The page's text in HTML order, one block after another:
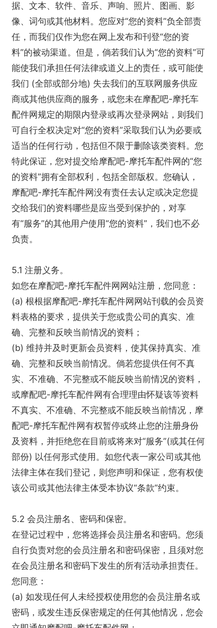
据、文本、软件、音乐、声响、照片、图画、影
像、词句或其他材料。您应对“您的资料”负全部责
任，而我们仅作为您在网上发布和刊登“您的资
料”的被动渠道。但是，倘若我们认为“您的资料”可
能使我们承担任何法律或道义上的责任，或可能使
我们 (全部或部分地) 失去我们的互联网服务供应
商或其他供应商的服务，或您未在摩配吧-摩托车
配件网规定的期限内登录或再次登录网站，则我们
可自行全权决定对“您的资料”采取我们认为必要或
适当的任何行动，包括但不限于删除该类资料。您
特此保证，您对提交给摩配吧-摩托车配件网的“您
的资料”拥有全部权利，包括全部版权。您确认，
摩配吧-摩托车配件网没有责任去认定或决定您提
交给我们的资料哪些是应当受到保护的，对享
有“服务”的其他用户使用“您的资料”，我们也不必
负责。
5.1 注册义务。
如您在摩配吧-摩托车配件网网站注册，您同意：
(a) 根根据摩配吧-摩托车配件网网站刊载的会员资
料表格的要求，提供关于您或贵公司的真实、准
确、完整和反映当前情况的资料；
(b) 维持并及时更新会员资料，使其保持真实、准
确、完整和反映当前情况。倘若您提供任何不真
实、不准确、不完整或不能反映当前情况的资料，
或摩配吧-摩托车配件网有合理理由怀疑该等资料
不真实、不准确、不完整或不能反映当前情况，摩
配吧-摩托车配件网有权暂停或终止您的注册身份
及资料，并拒绝您在目前或将来对“服务”(或其任何
部份) 以任何形式使用。如您代表一家公司或其他
法律主体在我们登记，则您声明和保证，您有权使
该公司或其他法律主体受本协议“条款”约束。
5.2 会员注册名、密码和保密。
在登记过程中，您将选择会员注册名和密码。您须
自行负责对您的会员注册名和密码保密，且须对您
在会员注册名和密码下发生的所有活动承担责任。
您同意：
(a) 如发现任何人未经授权使用您的会员注册名或
密码，或发生违反保密规定的任何其他情况，您会